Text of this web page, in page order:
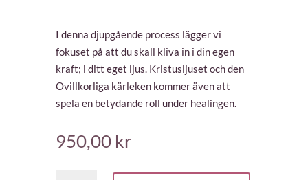
I denna djupgående process lägger vi
fokuset på att du skall kliva in i din egen
kraft; i ditt eget ljus. Kristusljuset och den
Ovillkorliga kärleken kommer även att
spela en betydande roll under healingen.
950,00 kr